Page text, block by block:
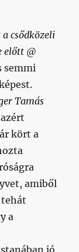
csődközeli
előtt @
semmi
Tamás
kört a
amiből
tehát
a